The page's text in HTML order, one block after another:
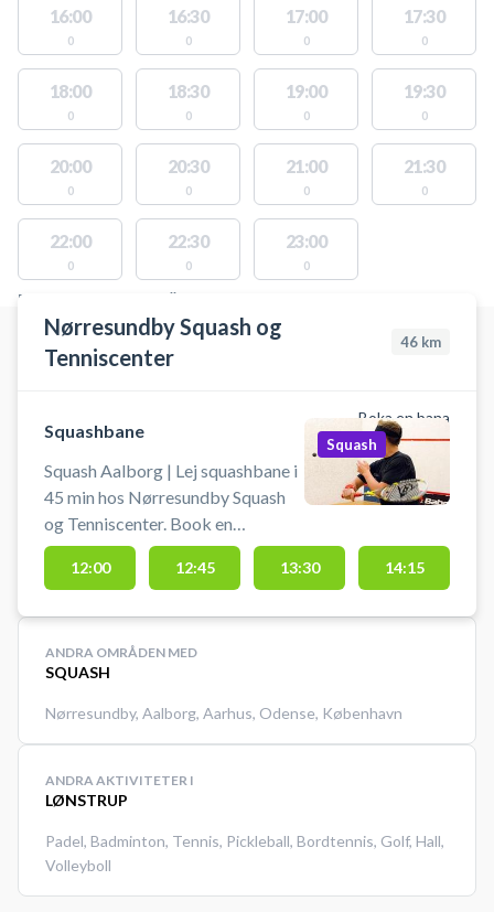
16:00
0
16:30
0
17:00
0
17:30
0
18:00
0
18:30
0
19:00
0
19:30
0
20:00
0
20:30
0
21:00
0
21:30
0
22:00
0
22:30
0
23:00
0
PLATSER MED TILLGÄNGLIGA AKTIVITETER
Nørresundby Squash og
Tenniscenter
46 km
Boka en bana
Squashbane
Squash Aalborg | Lej squashbane i
45 min hos Nørresundby Squash
og Tenniscenter. Book en
squashbane og spil squash i
Aalborg på squashbanerne i
benyttes med indendørssko, der
ikke laver mærker i gulvet.
Ketsjere og bolde findes ved siden
Squash
12:00 12:45 13:30 14:15
ANDRA OMRÅDEN MED
SQUASH
Nørresundby, Aalborg, Aarhus, Odense, København
ANDRA AKTIVITETER I
LØNSTRUP
Padel, Badminton, Tennis, Pickleball, Bordtennis, Golf, Hall,
Volleyboll